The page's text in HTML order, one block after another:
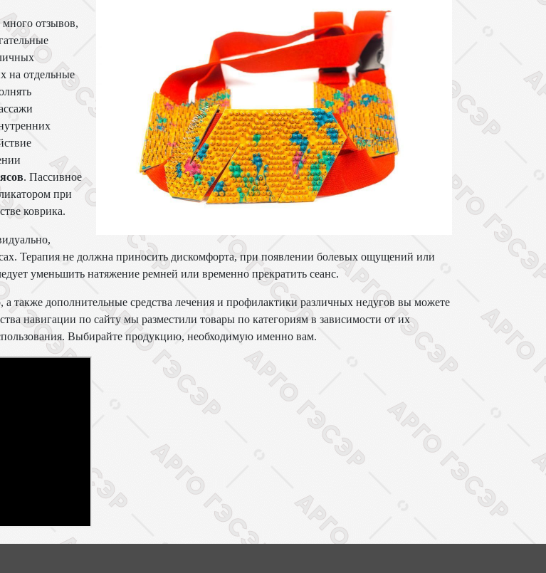
отзывов,
на отдельные
. Пассивное
при
коврика.
Терапия не должна приносить дискомфорта, при появлении болевых ощущений или
уменьшить натяжение ремней или временно прекратить сеанс.
также дополнительные средства лечения и профилактики различных недугов вы можете
навигации по сайту мы разместили товары по категориям в зависимости от их
Выбирайте продукцию, необходимую именно вам.